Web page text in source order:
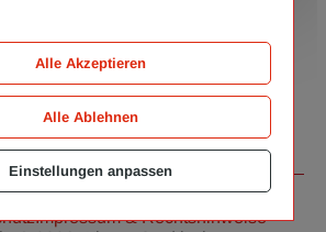
LINK TEILEN
Impressum & Rechtshinweise
Einstellungen anpassen
Alle Ablehnen
Alle Akzeptieren